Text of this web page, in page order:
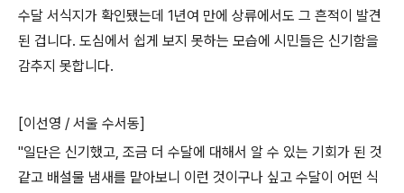
수달 서식지가 확인됐는데 1년여 만에 상류에서도 그 흔적이 발견
된 겁니다. 도심에서 쉽게 보지 못하는 모습에 시민들은 신기함을
감추지 못합니다.
[이선영 / 서울 수서동]
"일단은 신기했고, 조금 더 수달에 대해서 알 수 있는 기회가 된 것
같고 배설물 냄새를 맡아보니 이런 것이구나 싶고 수달이 어떤 식